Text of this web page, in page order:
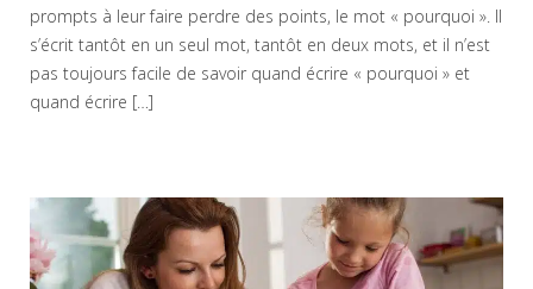
prompts à leur faire perdre des points, le mot « pourquoi ». Il
s’écrit tantôt en un seul mot, tantôt en deux mots, et il n’est
pas toujours facile de savoir quand écrire « pourquoi » et
quand écrire […]